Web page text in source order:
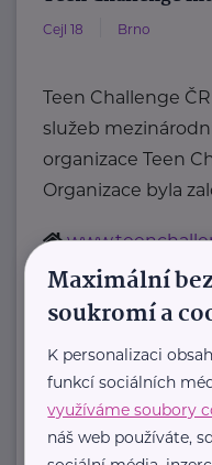
Cejl 18 Brno
Teen Challenge
služeb
organizace Teen
Organizace byla
+420 775 556 634
Zobrazit
Maximální
soukromí a
K personalizaci
funkcí sociálních
využíváme soubory
náš web používáte,